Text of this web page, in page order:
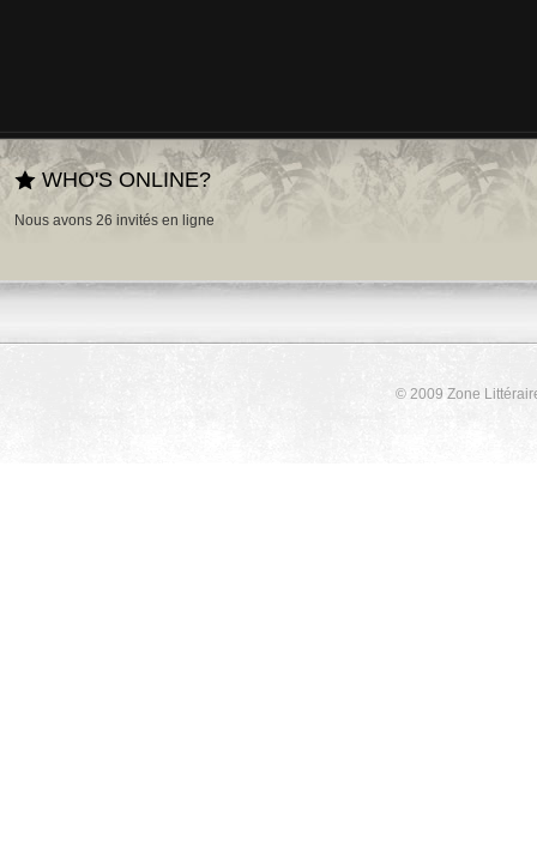
WHO'S ONLINE?
Nous avons 26 invités en ligne
© 2009 Zone